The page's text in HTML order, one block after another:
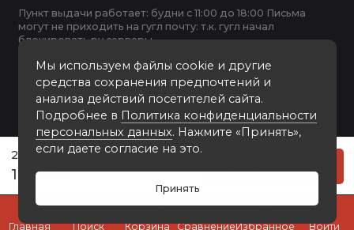
Главная Поиск Корзина
0
СравнениеИзбранное Войти
230-P69 багет из пластика коричневый
170 руб
Мы используем файлы cookie и другие
средства сохранения предпочтений и
анализа действий посетителей сайта.
Подробнее в Политика конфиденциальности
персональных данных. Нажмите «Принять»,
если даете согласие на это.
Принять
Пункт выдачи работает: будни с 11:00 до 18:00 Письма
могут не приходить на гугл почту: т.к. гугл начал
блокировать ру серверы